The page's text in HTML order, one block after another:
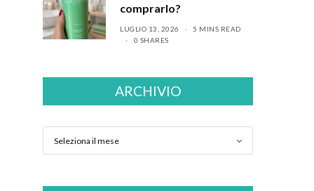
comprarlo?
LUGLIO 13, 2026
5 MINS READ
0 SHARES
ARCHIVIO